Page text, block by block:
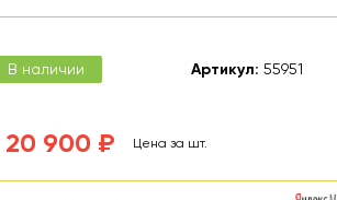
В наличии Артикул: 55951
20 900 ₽ Цена за шт.